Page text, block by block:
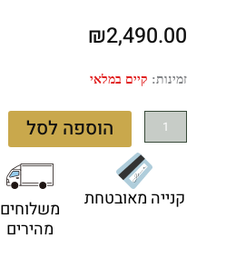
₪2,490.00
זמינות: קיים במלאי
כמות
Benchmade
Adamas
Carbon
Fiber
הוספה לסל
קנייה מאובטחת
משלוחים
מהירים